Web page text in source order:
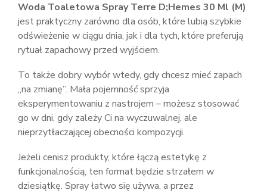
Woda Toaletowa Spray Terre D;Hemes 30 Ml (M)
jest praktyczny zarówno dla osób, które lubią szybkie
odświeżenie w ciągu dnia, jak i dla tych, które preferują
rytuał zapachowy przed wyjściem.
To także dobry wybór wtedy, gdy chcesz mieć zapach
„na zmianę”. Mała pojemność sprzyja
eksperymentowaniu z nastrojem – możesz stosować
go w dni, gdy zależy Ci na wyczuwalnej, ale
nieprzytłaczającej obecności kompozycji.
Jeżeli cenisz produkty, które łączą estetykę z
funkcjonalnością, ten format będzie strzałem w
dziesiątkę. Spray łatwo się używa, a przez